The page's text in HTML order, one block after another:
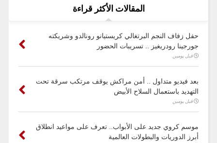
المقالات الأكثر قراءة
حفل زفاف النجم البرتغالي كريستيانو رونالدو وشريكته
جورجينا رودريغيز .. تسريبات الحضور
قبل يومين
بعد فيديو متداول .. أمن مراكش يوقف مرتكب سرقة تحت
التهديد باستعمال السلاح الأبيض
قبل يومين
موسم كروي جديد على الأبواب.. تعرف على مواعيد انطلاق
أبرز الدوريات والبطولات العالمية